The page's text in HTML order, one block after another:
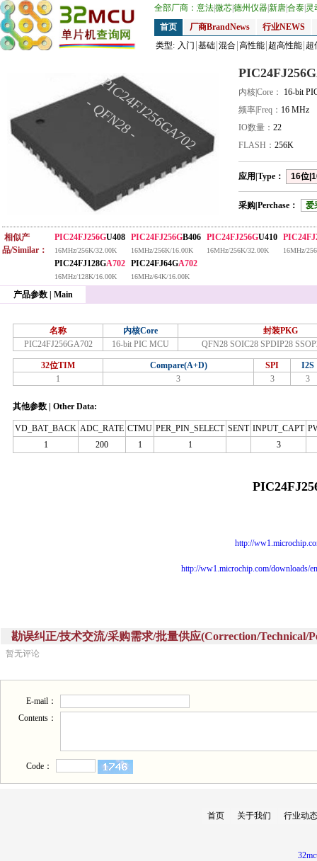
全部厂商： 意法微芯德州仪器新唐合泰 灵
首页
厂商BrandNews
行业NEWS
类型: 入门 基础 混合 高性能 超高性能 超
PIC24FJ256GA702
- QFN28 -
内核|Core：
16-bit
频率|Freq： 16 MHz
IO数量： 22
FLASH： 256K
应用|Type： 16位
采购|Perchase： 爱
相似产
品/Similar：
PIC24FJ256GU408
16MHz/256K/32.00K
PIC24FJ256GB406
16MHz/256K/16.00K
PIC24FJ256GU410
16MHz/256K/32.00K 16MHz/
PIC24FJ128GA702
16MHz/128K/16.00K
PIC24FJ64GA702
16MHz/64K/16.00K
产品参数 | Main
名称 内核Core
封装PKG
PIC24FJ256GA702
16-bit PIC MCU QFN28 SOIC28 SPDIP28
32位TIM Compare(A+D) SPI
I2S
1
3 3 3
其他参数 | Other Data:
VD_BAT_BACK ADC_RATE CTMU PER_PIN_SELECT SENT INPUT_CAPT
1
200 1 1 3
http://
http://ww1.microchip.com/downloads/
勘误纠正/技术交流/采购需求/批量供应(Correction/Technical/
暂无评论
E-mail：
Contents：
Code：
首页 关于我们 行业动态